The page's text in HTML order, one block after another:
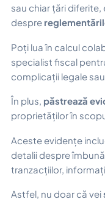
sau chiar țări
despre
Poți lua în calcul
specialist fiscal
complicații legale
În plus, păstrează
proprietăților în
Aceste evidențe
detalii despre
tranzacțiilor,
Astfel, nu doar că vei